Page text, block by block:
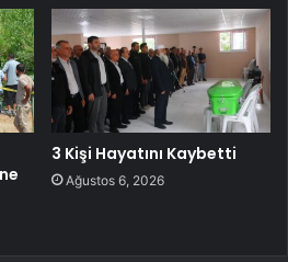
3 Kişi Hayatını Kaybetti
Ağustos 6, 2026